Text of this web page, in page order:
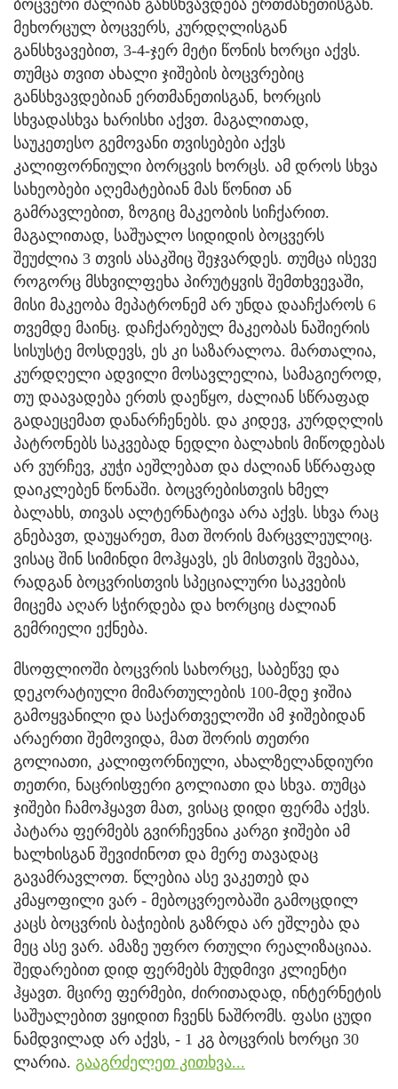
ბოცვერი ძალიან განსხვავდება ერთმანეთისგან.
მეხორცულ ბოცვერს, კურდღლისგან
განსხვავებით, 3-4-ჯერ მეტი წონის ხორცი აქვს.
თუმცა თვით ახალი ჯიშების ბოცვრებიც
განსხვავდებიან ერთმანეთისგან, ხორცის
სხვადასხვა ხარისხი აქვთ. მაგალითად,
საუკეთესო გემოვანი თვისებები აქვს
კალიფორნიული ბორცვის ხორცს. ამ დროს სხვა
სახეობები აღემატებიან მას წონით ან
გამრავლებით, ზოგიც მაკეობის სიჩქარით.
მაგალითად, საშუალო სიდიდის ბოცვერს
შეუძლია 3 თვის ასაკშიც შეჯვარდეს. თუმცა ისევე
როგორც მსხვილფეხა პირუტყვის შემთხვევაში,
მისი მაკეობა მეპატრონემ არ უნდა დააჩქაროს 6
თვემდე მაინც. დაჩქარებულ მაკეობას ნაშიერის
სისუსტე მოსდევს, ეს კი საზარალოა. მართალია,
კურდღელი ადვილი მოსავლელია, სამაგიეროდ,
თუ დაავადება ერთს დაეწყო, ძალიან სწრაფად
გადაეცემათ დანარჩენებს. და კიდევ, კურდღლის
პატრონებს საკვებად ნედლი ბალახის მიწოდებას
არ ვურჩევ, კუჭი აეშლებათ და ძალიან სწრაფად
დაიკლებენ წონაში. ბოცვრებისთვის ხმელ
ბალახს, თივას ალტერნატივა არა აქვს. სხვა რაც
გნებავთ, დაუყარეთ, მათ შორის მარცვლეულიც.
ვისაც შინ სიმინდი მოჰყავს, ეს მისთვის შვებაა,
რადგან ბოცვრისთვის სპეციალური საკვების
მიცემა აღარ სჭირდება და ხორციც ძალიან
გემრიელი ექნება.
მსოფლიოში ბოცვრის სახორცე, საბეწვე და
დეკორატიული მიმართულების 100-მდე ჯიშია
გამოყვანილი და საქართველოში ამ ჯიშებიდან
არაერთი შემოვიდა, მათ შორის თეთრი
გოლიათი, კალიფორნიული, ახალზელანდიური
თეთრი, ნაცრისფერი გოლიათი და სხვა. თუმცა
ჯიშები ჩამოჰყავთ მათ, ვისაც დიდი ფერმა აქვს.
პატარა ფერმებს გვირჩევნია კარგი ჯიშები ამ
ხალხისგან შევიძინოთ და მერე თავადაც
გავამრავლოთ. წლებია ასე ვაკეთებ და
კმაყოფილი ვარ - მებოცვრეობაში გამოცდილ
კაცს ბოცვრის ბაჭიების გაზრდა არ ეშლება და
მეც ასე ვარ. ამაზე უფრო რთული რეალიზაციაა.
შედარებით დიდ ფერმებს მუდმივი კლიენტი
ჰყავთ. მცირე ფერმები, ძირითადად, ინტერნეტის
საშუალებით ვყიდით ჩვენს ნაშრომს. ფასი ცუდი
ნამდვილად არ აქვს, - 1 კგ ბოცვრის ხორცი 30
ლარია. გააგრძელეთ კითხვა...